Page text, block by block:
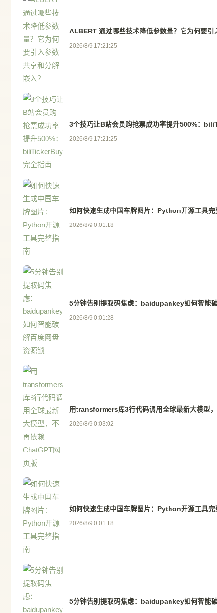
ALBERT 通过哪些技术降低参数量？它为何要引
2026/8/9 17:21:25
3个技巧让B站会员购抢票成功率提升500%：
2026/8/9 17:21:25
如何快速生成中国车牌图片：Python开源工具完
2026/8/9 0:01:18
5分钟告别提取码焦虑：baidupankey如何智能
2026/8/9 0:01:28
用transformers库3行代码调用全球最新大模型
2026/8/9 0:03:02
如何快速生成中国车牌图片：Python开源工具完
2026/8/9 0:01:18
5分钟告别提取码焦虑：baidupankey如何智能